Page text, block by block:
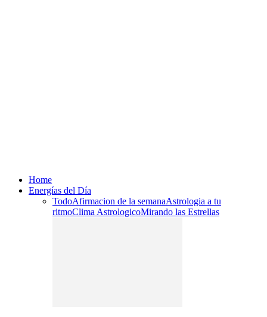
Home
Energías del Día
TodoAfirmacion de la semanaAstrologia a tu
ritmoClima AstrologicoMirando las Estrellas